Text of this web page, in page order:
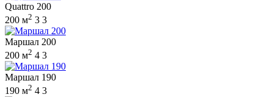
Quattro 200
200 м2 3 3
Маршал 200
200 м2 4 3
Маршал 190
190 м2 4 3